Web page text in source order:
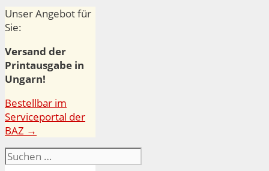
Unser Angebot für
Sie:
Versand der
Printausgabe in
Ungarn!
Bestellbar im
Serviceportal der
BAZ →
Suchen
nach: